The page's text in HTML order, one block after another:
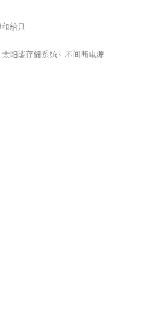
船只
阳能存储系统、不间断电源